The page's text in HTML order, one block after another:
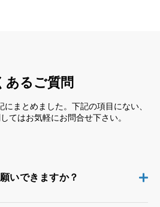
あるご質問
まとめました。 下記の項目にない、
てはお気軽にお問合せ下さい。
いできますか？